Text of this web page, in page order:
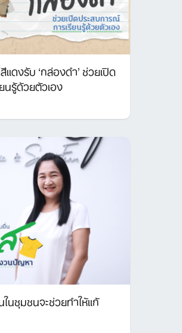
ดงรับ ‘กล่องดำ’ ช่วยเปิด
รู้ด้วยตัวเอง
นชุมชนจะช่วยทำให้แก้